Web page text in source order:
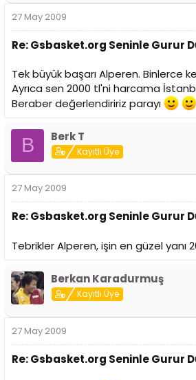
27 May 2009
Re: Gsbasket.org Seninle Gurur
Tek büyük başarı Alperen. Binlerce
Ayrıca sen 2000 tl'ni harcama
Beraber değerlendiririz parayı
B Berk T
Kayıtlı Üye
27 May 2009
Re: Gsbasket.org Seninle Gurur
Tebrikler Alperen, işin en güzel yanı
Berkan Karadurmuş
Kayıtlı Üye
27 May 2009
Re: Gsbasket.org Seninle Gurur